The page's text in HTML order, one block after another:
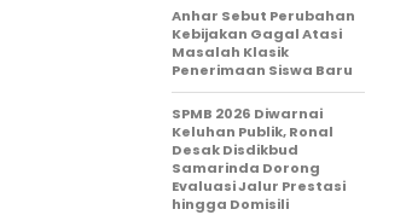
Anhar Sebut Perubahan
Kebijakan Gagal Atasi
Masalah Klasik
Penerimaan Siswa Baru
SPMB 2026 Diwarnai
Keluhan Publik, Ronal
Desak Disdikbud
Samarinda Dorong
Evaluasi Jalur Prestasi
hingga Domisili